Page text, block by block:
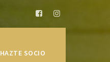
HAZTE SOCIO